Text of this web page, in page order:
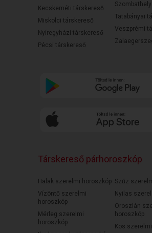
Kecskeméti társkereső
Miskolci társkereső
Nyíregyházi társkereső
Pécsi társkereső
Tatabányai
Veszprémi
Társkereső párhoroszkóp
Halak szerelmi horoszkóp
Vízöntő szerelmi
horoszkóp
Mérleg szerelmi
horoszkóp
Szűz
Nyilas
Oroszlán
horoszkóp
Kos